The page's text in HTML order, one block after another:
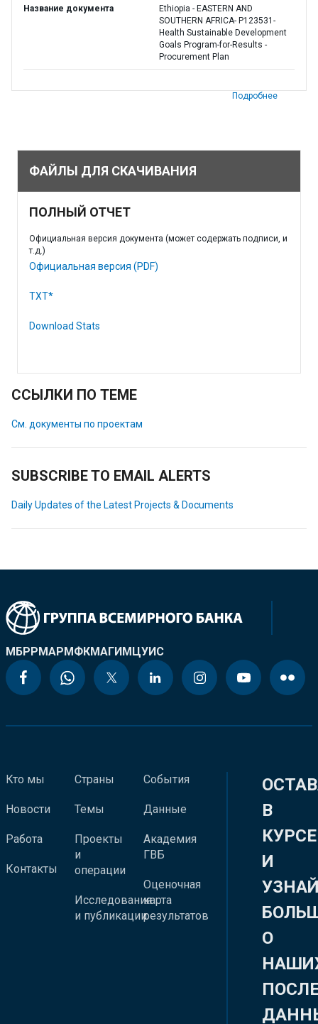
Название документа
Ethiopia - EASTERN AND
SOUTHERN AFRICA- P123531-
Health Sustainable Development
Goals Program-for-Results -
Procurement Plan
Подробнее
ФАЙЛЫ ДЛЯ СКАЧИВАНИЯ
ПОЛНЫЙ ОТЧЕТ
Официальная версия документа (может содержать подписи, и
т.д.)
Официальная версия (PDF)
TXT*
Download Stats
ССЫЛКИ ПО ТЕМЕ
См. документы по проектам
SUBSCRIBE TO EMAIL ALERTS
Daily Updates of the Latest Projects & Documents
МБРРМАРМФКМАГИМЦУИС
Кто мы
Новости
Работа
Контакты
Страны
Темы
Проекты
и
операции
Исследования
и публикации
События
Данные
Академия
ГВБ
Оценочная
карта
результатов
В
КУРСЕ
И
О